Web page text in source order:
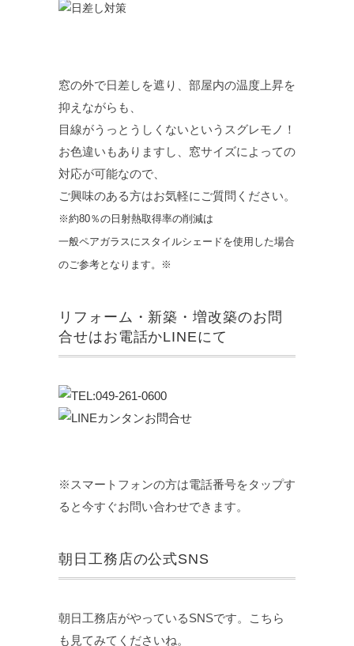
窓の外で日差しを遮り、部屋内の温度上昇を
抑えながらも、
目線がうっとうしくないというスグレモノ！
お色違いもありますし、窓サイズによっての
対応が可能なので、
ご興味のある方はお気軽にご質問ください。
※約80％の日射熱取得率の削減は
一般ペアガラスにスタイルシェードを使用した場合
のご参考となります。※
リフォーム・新築・増改築のお問
合せはお電話かLINEにて
※スマートフォンの方は電話番号をタップす
ると今すぐお問い合わせできます。
朝日工務店の公式SNS
朝日工務店がやっているSNSです。こちら
も見てみてくださいね。